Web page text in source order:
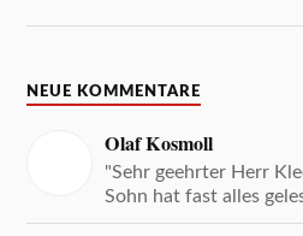
NEUE KOMMENTARE
Olaf Kosmoll
"Sehr geehrter Herr
Sohn hat fast alles